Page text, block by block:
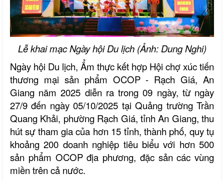
Lễ khai mạc Ngày hội Du lịch (Ảnh: Dung Nghi)
Ngày hội Du lịch, Ẩm thực kết hợp Hội chợ xúc tiến
thương mại sản phẩm OCOP - Rạch Giá, An
Giang năm 2025 diễn ra trong 09 ngày, từ ngày
27/9 đến ngày 05/10/2025 tại Quảng trường Trần
Quang Khải, phường Rạch Giá, tỉnh An Giang, thu
hút sự tham gia của hơn 15 tỉnh, thành phố, quy tụ
khoảng 200 doanh nghiệp tiêu biểu với hơn 500
sản phẩm OCOP địa phương, đặc sản các vùng
miền trên cả nước.